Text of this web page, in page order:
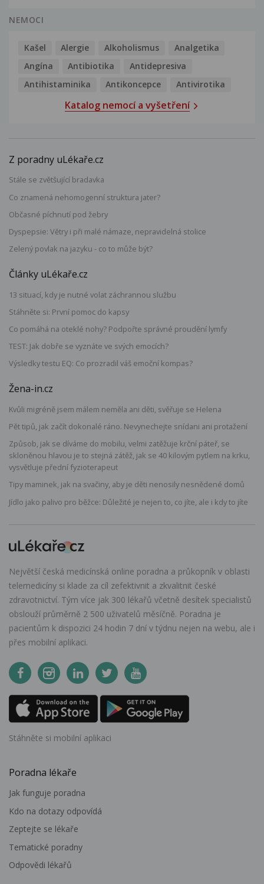
NEMOCI
Kašel Alergie Alkoholismus
Analgetika
Angína
Antibiotika
Antidepresiva
Antihistaminika
Antikoncepce Antivirotika
Katalog nemocí a vyšetření
Z poradny uLékaře.cz
Stále se zvětšující bradavka
Co znamená nehomogenní struktura jater?
Občasné píchnutí pod žebry
Dyspepsie: Větry i při malé námaze, nepravidelná stolice
Zelený povlak na jazyku - co to může být?
Články uLékaře.cz
13 situací, kdy je nutné volat záchrannou službu
Stáhněte si: První pomoc do kapsy
Co pomáhá na oteklé nohy? Podpořte správné proudění lymfy
TEST: Jak dobře se vyznáte ve svých emocích?
Výsledky testu EQ: Co prozradil váš emoční kompas?
Žena-in.cz
Kvůli migréně jsem málem neměla ani děti, svěřuje se Helena
Pět tipů, jak začít dokonalé ráno. Nevynechejte snídani ani protažení
Způsob, jak se díváme do mobilu, velmi zatěžuje krční páteř, se
skloněnou hlavou je to stejná zátěž, jak se 40 kilovým pytlem na krku,
vysvětluje přední fyzioterapeut
Tipy maminek, jak na svačiny, aby je děti nenosily nesnědené domů
Jídlo jako palivo pro běžce: Důležité je nejen to, co jíte, ale i kdy to jíte
Největší česká medicínská online poradna a průkopník v oblasti
telemedicíny si klade za cíl zefektivnit a zkvalitnit české
zdravotnictví. Tým více jak 300 lékařů včetně desítek specialistů
obslouží průměrně 2 500 uživatelů měsíčně. Poradna je
pacientům k dispozici 24 hodin 7 dní v týdnu nejen na webu, ale i
přes mobilní aplikaci.
Stáhněte si mobilní aplikaci
Poradna lékaře
Jak funguje poradna
Kdo na dotazy odpovídá
Zeptejte se lékaře
Tematické poradny
Odpovědi lékařů